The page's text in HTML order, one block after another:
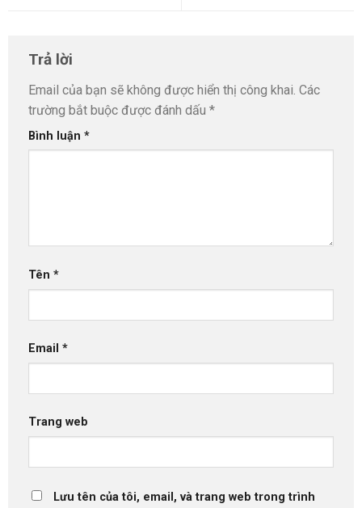
Trả lời
Email của bạn sẽ không được hiển thị công khai. Các
trường bắt buộc được đánh dấu *
Bình luận *
Tên *
Email *
Trang web
Lưu tên của tôi, email, và trang web trong trình